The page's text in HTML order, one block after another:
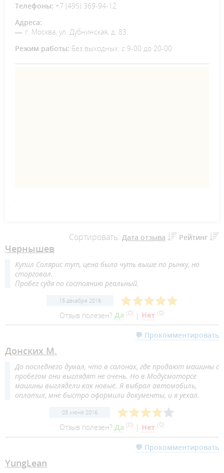
Телефоны: +7 (495) 369-94-12.
Адреса:
г. Москва, ул. Дубнинская, д. 83
Режим работы: Без выходных: с 9-00 до 20-00
Сортировать: Дата отзыва Рейтинг
Чернышев
Купил Солярис тут, цена была чуть выше по рынку, но
сторговал.
Пробег судя по состоянию реальный.
15 декабря 2016
Отзыв полезен? Да (0) | Нет (0)
💬 Прокомментировать
Донских М.
До последнего думал, что в салонах, где продают машины с
пробегом они выглядят не очень. Но в Модусмоторсе
машины выглядели как новые. Я выбрал автомобиль,
оплатил, мне быстро оформили документы, и я уехал.
03 июня 2016
Отзыв полезен? Да (0) | Нет (0)
💬 Прокомментировать
YungLean